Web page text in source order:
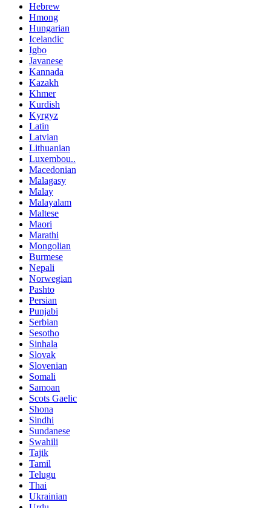
Hebrew
Hmong
Hungarian
Icelandic
Igbo
Javanese
Kannada
Kazakh
Khmer
Kurdish
Kyrgyz
Latin
Latvian
Lithuanian
Luxembou..
Macedonian
Malagasy
Malay
Malayalam
Maltese
Maori
Marathi
Mongolian
Burmese
Nepali
Norwegian
Pashto
Persian
Punjabi
Serbian
Sesotho
Sinhala
Slovak
Slovenian
Somali
Samoan
Scots Gaelic
Shona
Sindhi
Sundanese
Swahili
Tajik
Tamil
Telugu
Thai
Ukrainian